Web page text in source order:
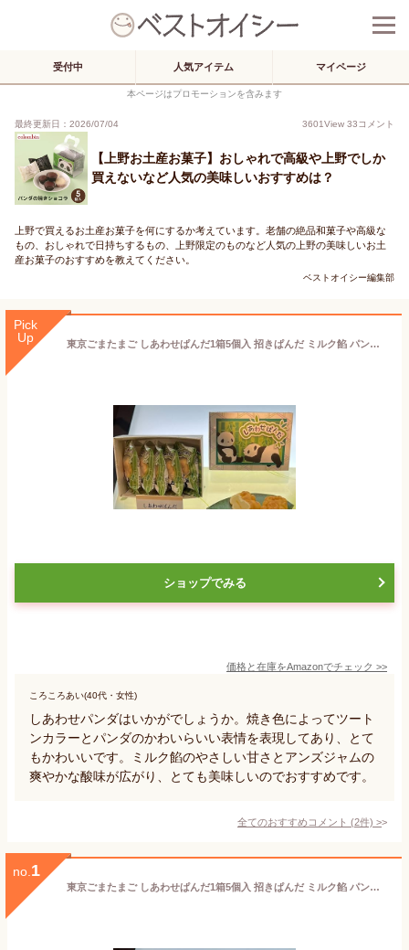
受付中 人気アイテム マイページ
本ページはプロモーションを含みます
最終更新日：2026/07/04 3601View 33コメント
【上野お土産お菓子】おしゃれで高級や上野でしか
買えないなど人気の美味しいおすすめは？
上野で買えるお土産お菓子を何にするか考えています。老舗の絶品和菓子や高級な
もの、おしゃれで日持ちするもの、上野限定のものなど人気の上野の美味しいお土
産お菓子のおすすめを教えてください。
ベストオイシー編集部
Pick
Up
東京ごまたまご しあわせぱんだ1箱5個入 招きぱんだ ミルク餡 パンダ柄
ショップでみる
価格と在庫をAmazonでチェック >>
ころころあい(40代・女性)
しあわせパンダはいかがでしょうか。焼き色によってツート
ンカラーとパンダのかわいらいい表情を表現してあり、とて
もかわいいです。ミルク餡のやさしい甘さとアンズジャムの
爽やかな酸味が広がり、とても美味しいのでおすすめです。
全てのおすすめコメント (2件) >
no. 1
東京ごまたまご しあわせぱんだ1箱5個入 招きぱんだ ミルク餡 パンダ柄